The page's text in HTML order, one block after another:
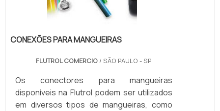
CONEXÕES PARA MANGUEIRAS
FLUTROL COMERCIO / SÃO PAULO - SP
Os conectores para mangueiras
disponíveis na Flutrol podem ser utilizados
em diversos tipos de mangueiras, como